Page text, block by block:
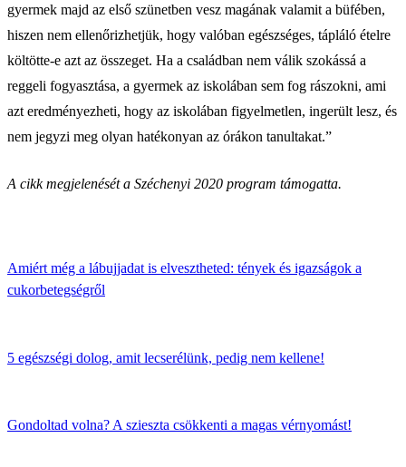
gyermek majd az első szünetben vesz magának valamit a büfében,
hiszen nem ellenőrizhetjük, hogy valóban egészséges, tápláló ételre
költötte-e azt az összeget. Ha a családban nem válik szokássá a
reggeli fogyasztása, a gyermek az iskolában sem fog rászokni, ami
azt eredményezheti, hogy az iskolában figyelmetlen, ingerült lesz, és
nem jegyzi meg olyan hatékonyan az órákon tanultakat.”
A cikk megjelenését a Széchenyi 2020 program támogatta.
Amiért még a lábujjadat is elvesztheted: tények és igazságok a
cukorbetegségről
5 egészségi dolog, amit lecserélünk, pedig nem kellene!
Gondoltad volna? A szieszta csökkenti a magas vérnyomást!